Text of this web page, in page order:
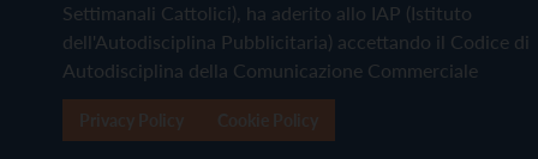
Settimanali Cattolici), ha aderito allo IAP (Istituto
dell'Autodisciplina Pubblicitaria) accettando il Codice di
Autodisciplina della Comunicazione Commerciale